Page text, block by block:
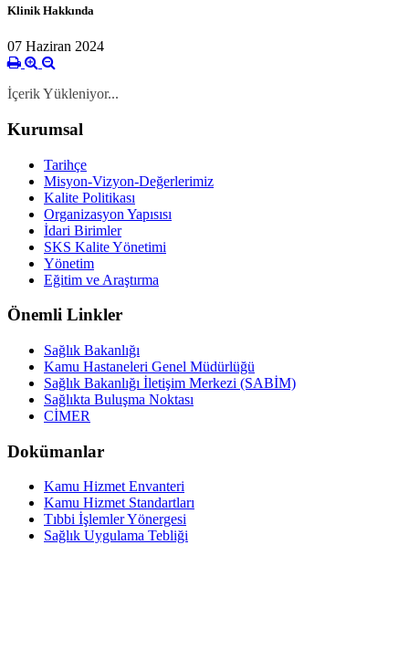
Klinik Hakkında
07 Haziran 2024
İçerik Yükleniyor...
Kurumsal
Tarihçe
Misyon-Vizyon-Değerlerimiz
Kalite Politikası
Organizasyon Yapısısı
İdari Birimler
SKS Kalite Yönetimi
Yönetim
Eğitim ve Araştırma
Önemli Linkler
Sağlık Bakanlığı
Kamu Hastaneleri Genel Müdürlüğü
Sağlık Bakanlığı İletişim Merkezi (SABİM)
Sağlıkta Buluşma Noktası
CİMER
Dokümanlar
Kamu Hizmet Envanteri
Kamu Hizmet Standartları
Tıbbi İşlemler Yönergesi
Sağlık Uygulama Tebliği